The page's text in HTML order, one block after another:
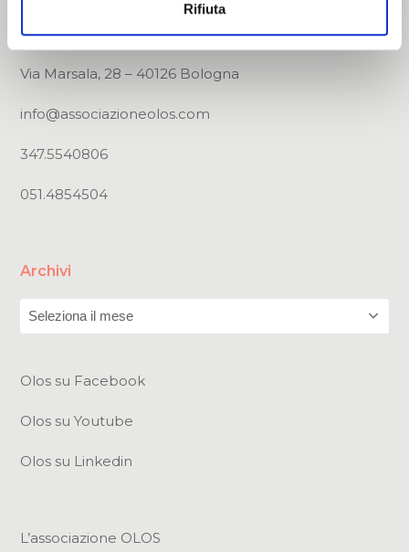
Rifiuta
Via Marsala, 28 – 40126 Bologna
info@associazioneolos.com
347.5540806
051.4854504
Archivi
Archivi
Olos su Facebook
Olos su Youtube
Olos su Linkedin
L’associazione OLOS